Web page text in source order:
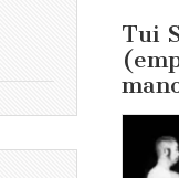
Tui